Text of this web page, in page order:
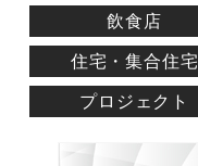
飲食店
住宅・集合住宅
プロジェクト